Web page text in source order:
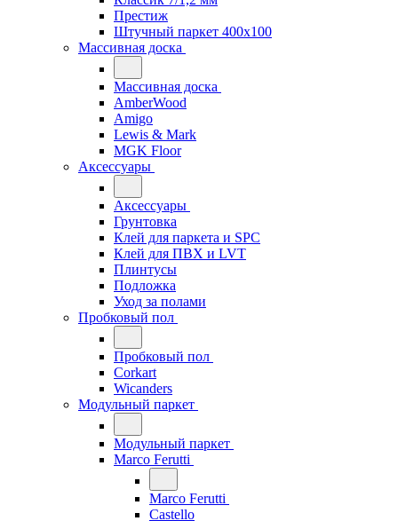
Престиж
Штучный паркет 400x100
Массивная доска
Массивная доска
AmberWood
Amigo
Lewis & Mark
MGK Floor
Аксессуары
Аксессуары
Грунтовка
Клей для паркета и SPC
Клей для ПВХ и LVT
Плинтусы
Подложка
Уход за полами
Пробковый пол
Пробковый пол
Corkart
Wicanders
Модульный паркет
Модульный паркет
Marco Ferutti
Marco Ferutti
Castello